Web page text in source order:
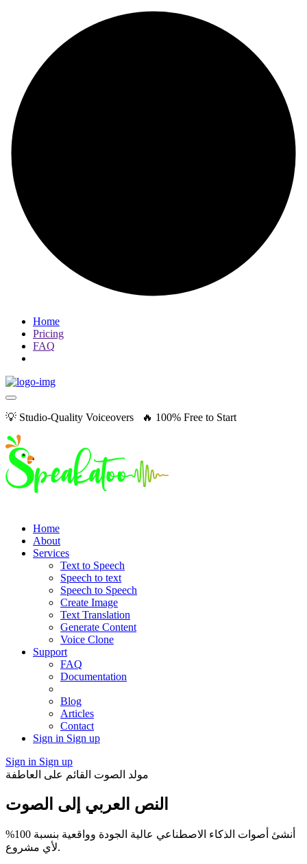
Home
Pricing
FAQ
💡 Studio-Quality Voiceovers 🔥 100% Free to Start
Home
About
Services
Text to Speech
Speech to text
Speech to Speech
Create Image
Text Translation
Generate Content
Voice Clone
Support
FAQ
Documentation
Blog
Articles
Contact
Sign in Sign up
Sign in Sign up
مولد الصوت القائم على العاطفة
النص العربي إلى الصوت
أنشئ أصوات الذكاء الاصطناعي عالية الجودة وواقعية بنسبة 100%
لأي مشروع.